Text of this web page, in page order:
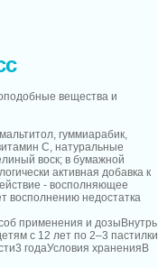
вещества и
гуммиарабик,
C, натуральные
воск; в бумажной
активная добавка к
- восполняющее
восполнению недостатка
применения и дозыВнутрь
с 12 лет по 2–3 пастилки
годаУсловия храненияВ